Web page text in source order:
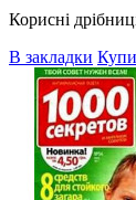
Корисні
В закладки